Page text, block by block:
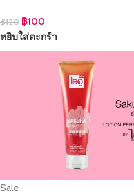
฿120 ฿100
หยิบใส่ตะกร้า
Sale